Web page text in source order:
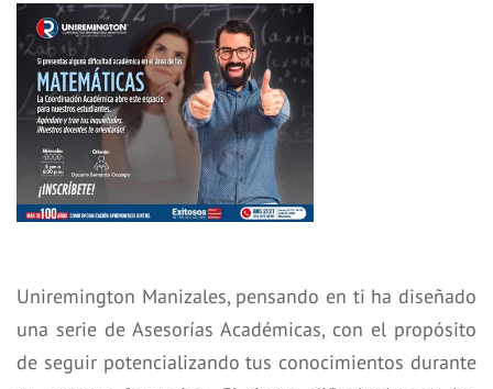
Uniremington Manizales, pensando en ti ha diseñado
una serie de Asesorías Académicas, con el propósito
de seguir potencializando tus conocimientos durante